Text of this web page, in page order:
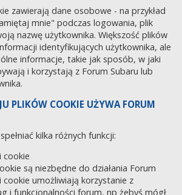
zawierają dane osobowe - na przykład
mnie" podczas logowania, plik
nazwę użytkownika. Większość plików
identyfikujących użytkownika, ale
informacje, takie jak sposób, w jaki
i korzystają z Forum Subaru lub
PLIKÓW COOKIE UŻYWA FORUM
kilka różnych funkcji:
cookie
są niezbędne do działania Forum
cookie umożliwiają korzystanie z
i funkcjonalności forum, np żebyś mógł